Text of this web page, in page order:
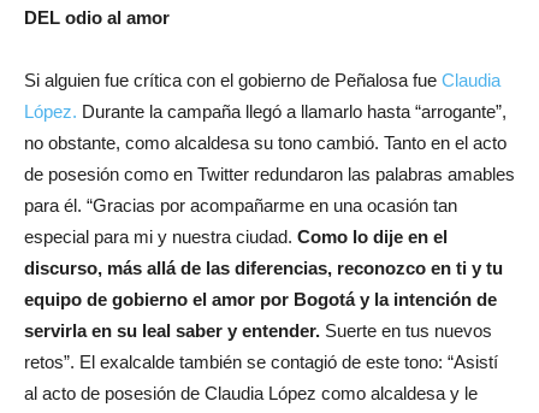
DEL odio al amor
Si alguien fue crítica con el gobierno de Peñalosa fue Claudia
López. Durante la campaña llegó a llamarlo hasta “arrogante”,
no obstante, como alcaldesa su tono cambió. Tanto en el acto
de posesión como en Twitter redundaron las palabras amables
para él. “Gracias por acompañarme en una ocasión tan
especial para mi y nuestra ciudad. Como lo dije en el
discurso, más allá de las diferencias, reconozco en ti y tu
equipo de gobierno el amor por Bogotá y la intención de
servirla en su leal saber y entender. Suerte en tus nuevos
retos”. El exalcalde también se contagió de este tono: “Asistí
al acto de posesión de Claudia López como alcaldesa y le